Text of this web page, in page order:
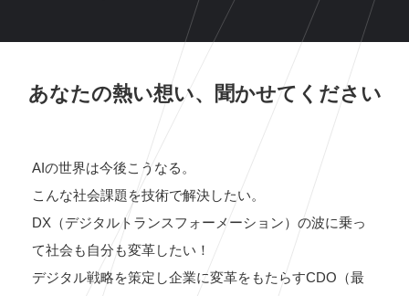
あなたの熱い想い、聞かせてください
AIの世界は今後こうなる。
こんな社会課題を技術で解決したい。
DX（デジタルトランスフォーメーション）の波に乗っ
て社会も自分も変革したい！
デジタル戦略を策定し企業に変革をもたらすCDO（最